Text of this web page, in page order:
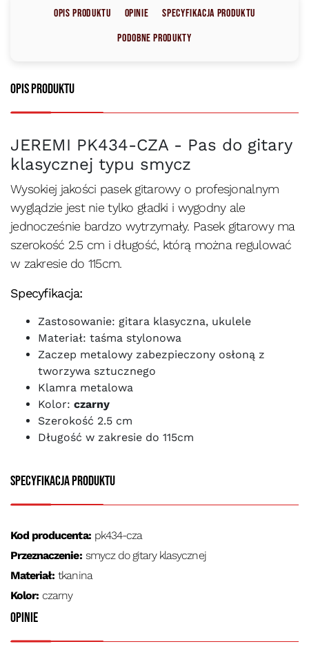
Opis produktu Opinie
Specyfikacja produktu
Podobne produkty
Opinie
Opis produktu
JEREMI PK434-CZA - Pas do gitary
klasycznej typu smycz
Wysokiej jakości pasek gitarowy o profesjonalnym
wyglądzie jest nie tylko gładki i wygodny ale
jednocześnie bardzo wytrzymały. Pasek gitarowy ma
szerokość 2.5 cm i długość, którą można regulować
w zakresie do 115cm.
Specyfikacja:
Zastosowanie: gitara klasyczna, ukulele
Materiał: taśma stylonowa
Zaczep metalowy zabezpieczony osłoną z
tworzywa sztucznego
Klamra metalowa
Kolor: czarny
Szerokość 2.5 cm
Długość w zakresie do 115cm
Specyfikacja produktu
Kod producenta: pk434-cza
Przeznaczenie: smycz do gitary klasycznej
Materiał: tkanina
Kolor: czarny